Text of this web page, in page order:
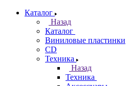
Каталог
Назад
Каталог
Виниловые пластинки
CD
Техника
Назад
Техника